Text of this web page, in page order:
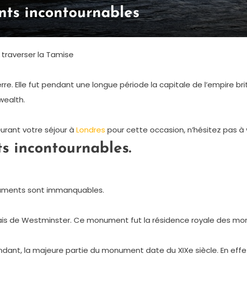
incontournables
la Tamise
Elle fut pendant une longue période la capitale de l’empire
votre séjour à Londres pour cette occasion, n’hésitez pas à
incontournables.
sont immanquables.
de Westminster. Ce monument fut la résidence royale des
la majeure partie du monument date du XIXe siècle. En